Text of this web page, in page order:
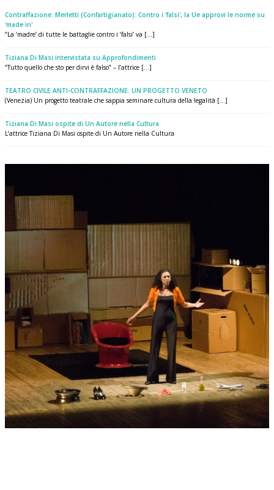
Contraffazione: Merletti (Confartigianato): Contro i 'falsi', la Ue approvi le norme su
'made in'
“La ‘madre’ di tutte le battaglie contro i ‘falsi’ va [...]
Tiziana Di Masi intervistata su Approfondimenti
“Tutto quello che sto per dirvi è falso” – l’attrice [...]
TEATRO CIVILE ANTI-CONTRAFFAZIONE. UN PROGETTO VENETO
(Venezia) Un progetto teatrale che sappia seminare cultura della legalità [...]
Tiziana Di Masi ospite di Un Autore nella Cultura
L’attrice Tiziana Di Masi ospite di Un Autore nella Cultura